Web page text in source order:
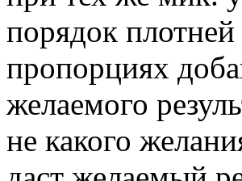
порядок
пропорциях
желаемого
не какого